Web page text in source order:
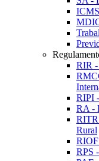
RIR -
RIPI
RA -
RITR
Rural
RPS